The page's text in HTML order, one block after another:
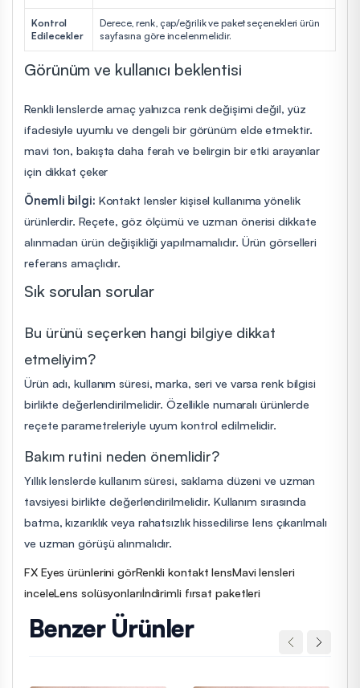
Kontrol
Edilecekler
Derece, renk, çap/eğrilik ve paket seçenekleri ürün
sayfasına göre incelenmelidir.
Görünüm ve kullanıcı beklentisi
Renkli lenslerde amaç yalnızca renk değişimi değil, yüz
ifadesiyle uyumlu ve dengeli bir görünüm elde etmektir.
mavi ton, bakışta daha ferah ve belirgin bir etki arayanlar
için dikkat çeker
Önemli bilgi: Kontakt lensler kişisel kullanıma yönelik
ürünlerdir. Reçete, göz ölçümü ve uzman önerisi dikkate
alınmadan ürün değişikliği yapılmamalıdır. Ürün görselleri
referans amaçlıdır.
Sık sorulan sorular
Bu ürünü seçerken hangi bilgiye dikkat
etmeliyim?
Ürün adı, kullanım süresi, marka, seri ve varsa renk bilgisi
birlikte değerlendirilmelidir. Özellikle numaralı ürünlerde
reçete parametreleriyle uyum kontrol edilmelidir.
Bakım rutini neden önemlidir?
Yıllık lenslerde kullanım süresi, saklama düzeni ve uzman
tavsiyesi birlikte değerlendirilmelidir. Kullanım sırasında
batma, kızarıklık veya rahatsızlık hissedilirse lens çıkarılmalı
ve uzman görüşü alınmalıdır.
FX Eyes ürünlerini görRenkli kontakt lensMavi lensleri
inceleLens solüsyonlarıİndirimli fırsat paketleri
Benzer Ürünler